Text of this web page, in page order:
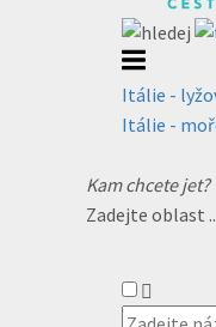
Itálie -
Itálie -
Kam chcete jet?
Zadejte oblast